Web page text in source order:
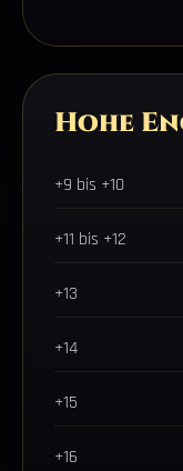
Hohe
+9 bis +10
+11 bis +12
+13
+14
+15
+16